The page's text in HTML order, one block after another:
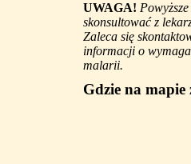
UWAGA!
skonsultować z
Zaleca się
informacji o
malarii.
Gdzie na mapie